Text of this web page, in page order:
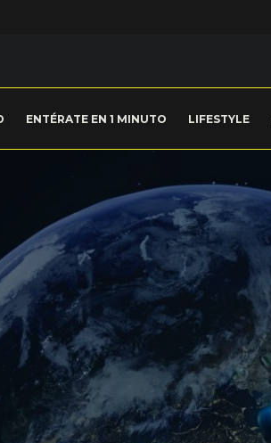
ENTÉRATE EN 1 MINUTO LIFESTYLE